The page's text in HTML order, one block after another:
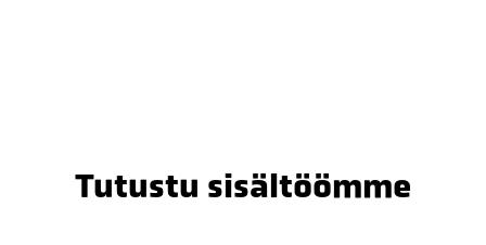
Tutustu sisältöömme